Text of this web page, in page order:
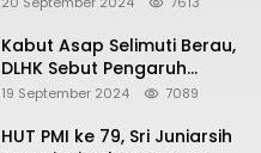
Kabut Asap Selimuti Berau,
DLHK Sebut Pengaruh
Karhutla
19 September 2024 7089
HUT PMI ke 79, Sri Juniarsih